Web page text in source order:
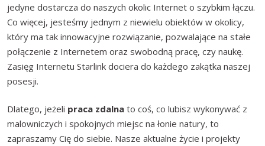
jedyne dostarcza do naszych okolic Internet o szybkim łączu.
Co więcej, jesteśmy jednym z niewielu obiektów w okolicy,
który ma tak innowacyjne rozwiązanie, pozwalające na stałe
połączenie z Internetem oraz swobodną pracę, czy naukę.
Zasięg Internetu Starlink dociera do każdego zakątka naszej
posesji.
Dlatego, jeżeli praca zdalna to coś, co lubisz wykonywać z
malowniczych i spokojnych miejsc na łonie natury, to
zapraszamy Cię do siebie. Nasze aktualne życie i projekty